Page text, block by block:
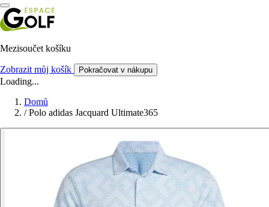
Mezisoučet košíku
Zobrazit můj košík Pokračovat v nákupu
Loading...
Domů
/ Polo adidas Jacquard Ultimate365